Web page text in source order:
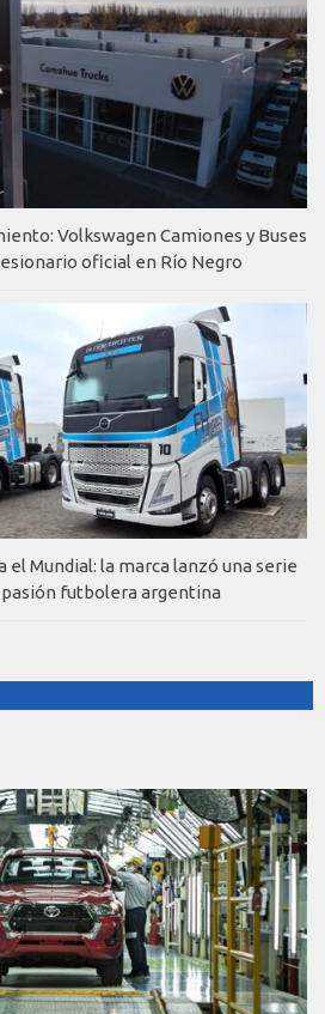
Volkswagen Camiones y Buses
oficial en Río Negro
el Mundial: la marca lanzó una serie
futbolera argentina